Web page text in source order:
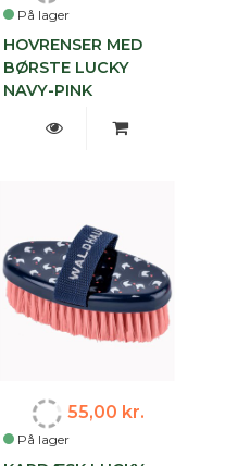
På lager
HOVRENSER MED
BØRSTE LUCKY
NAVY-PINK
På lager
55,00 kr.